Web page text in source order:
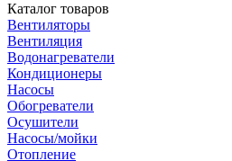
Каталог товаров
Вентиляторы
Вентиляция
Водонагреватели
Кондиционеры
Насосы
Обогреватели
Осушители
Насосы/мойки
Отопление